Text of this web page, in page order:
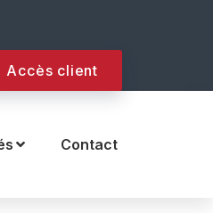
Accès client
Contact